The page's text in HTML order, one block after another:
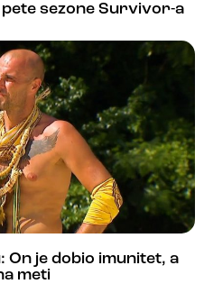
sezone Survivor-a
je dobio imunitet, a
meti